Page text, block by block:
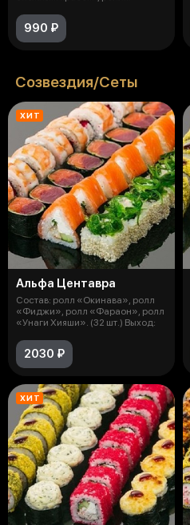
990 ₽
Созвездия/Сеты
ХИТ
Альфа Центавра
Состав: ролл «Окинава», ролл
«Фиджи», ролл «Фараон», ролл
«Унаги Хияши». (32 шт.) Выход:
2030 ₽
ХИТ